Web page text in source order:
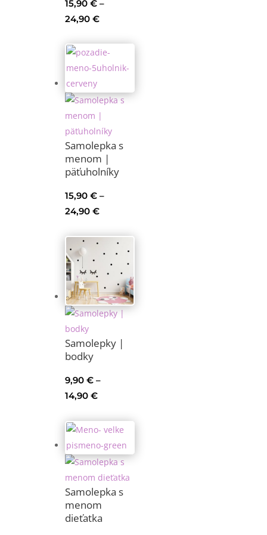
15,90 € –
24,90 €Price
15,90 €
through
Samolepka s
menom |
päťuholníky
15,90 € –
24,90 €Price
15,90 €
through
24,90 €
Samolepky |
bodky
9,90 € –
14,90 €Price
9,90 €
through
14,90 €
Samolepka s
menom
dieťatka